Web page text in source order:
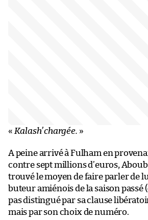
« Kalash’ chargée. »
A peine arrivé à Fulham en
contre sept millions d’euros,
trouvé le moyen de faire parler de
buteur amiénois de la saison passé
pas distingué par sa clause
mais par son choix de numéro.